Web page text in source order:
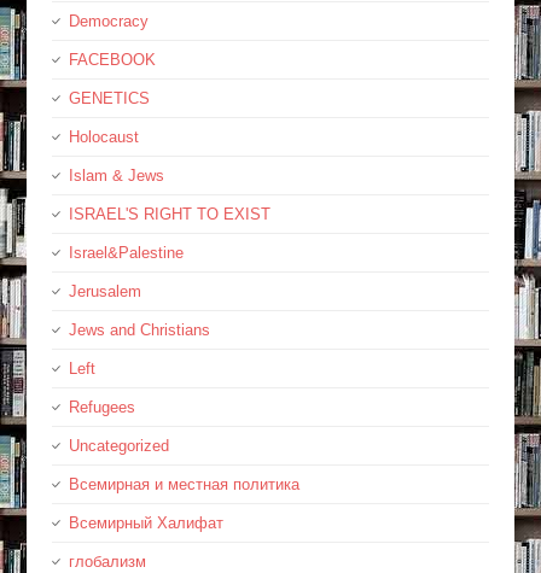
Democracy
FACEBOOK
GENETICS
Holocaust
Islam & Jews
ISRAEL'S RIGHT TO EXIST
Israel&Palestine
Jerusalem
Jews and Christians
Left
Refugees
Uncategorized
Всемирная и местная политика
Всемирный Халифат
глобализм